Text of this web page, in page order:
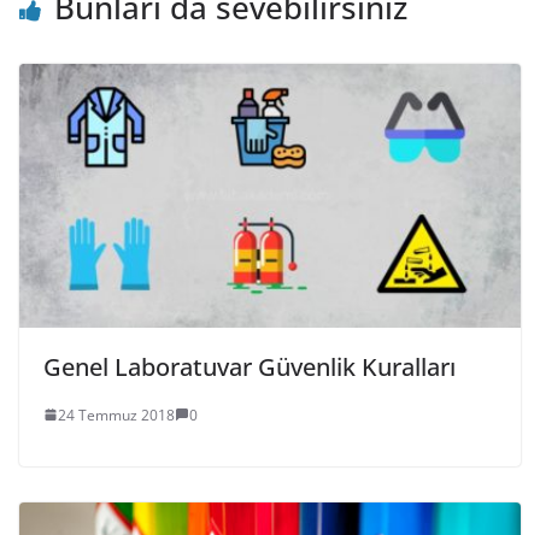
Genel Laboratuvar Güvenlik Kuralları
24 Temmuz 2018 0